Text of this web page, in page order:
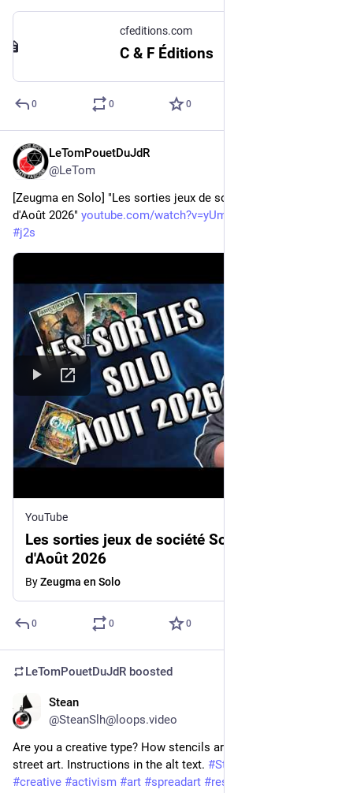
cfeditions.com
C & F Éditions
0 0 0
LeTomPouetDuJdR
@LeTom
[Zeugma en Solo] "Les sorties jeux de société Solo du mois
d'Août 2026" youtube.com/watch?v=yUmz2BcZ_9I
#j2s
YouTube
Les sorties jeux de société Solo du mois
d'Août 2026
ByZeugma en Solo
0 0 0
LeTomPouetDuJdR boosted
Stean
@SteanSlh@loops.video
Are you a creative type? How stencils are used to create
street art. Instructions in the alt text. #StreetArt
#creative #activism #art #spreadart #resist